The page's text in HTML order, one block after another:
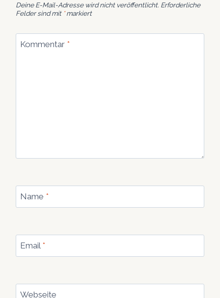
Deine E-Mail-Adresse wird nicht veröffentlicht. Erforderliche
Felder sind mit *markiert
Kommentar *
Name *
Email *
Webseite